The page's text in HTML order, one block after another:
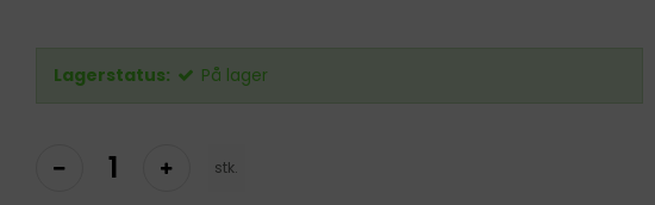
Lagerstatus: På lager
stk.